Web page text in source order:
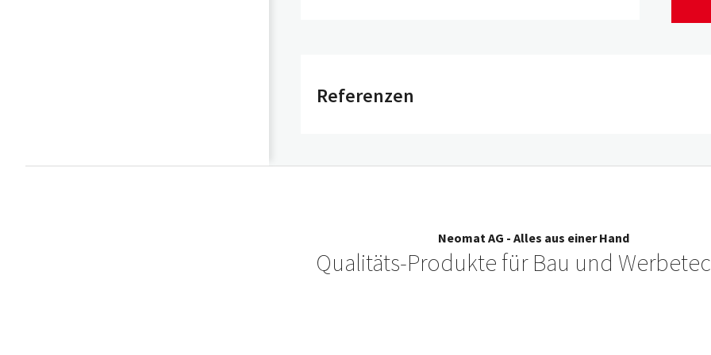
Referenzen
Neomat AG - Alles aus einer Hand
Qualitäts-Produkte für Bau und